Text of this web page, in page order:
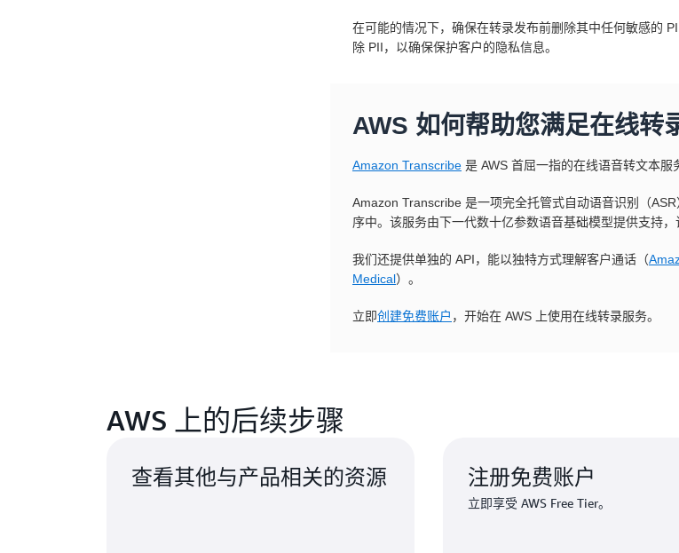
在可能的情况下，确保在转录发布前删除其中任何敏感的
除 PII，以确保保护客户的隐私信息。
AWS 如何帮助您满足在线转
Amazon Transcribe 是 AWS 首屈一指的在线语音转文本服
Amazon Transcribe 是一项完全托管式自动语音识别（
序中。该服务由下一代数十亿参数语音基础模型提供支持
我们还提供单独的 API，能以独特方式理解客户通话（
Medical）。
立即创建免费账户 ，开始在 AWS 上使用在线转录服务。
AWS 上的后续步骤
查看其他与产品相关的资源 注册免费账户
立即享受 AWS Free Tier。